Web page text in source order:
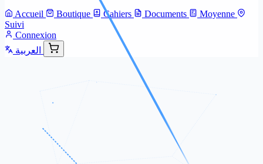
Accueil Boutique Cahiers Documents
Moyenne
Suivi
Connexion
العربية